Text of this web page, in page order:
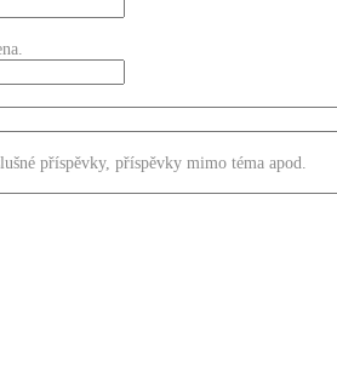
příspěvky, příspěvky mimo téma apod.